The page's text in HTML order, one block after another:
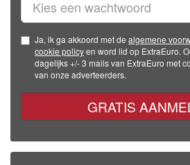
Ja, ik ga akkoord met de algemene
cookie policy
dagelijks +/- 3 mails van ExtraEuro met commerciële aanbiedingen
van onze adverteerders.
GRATIS